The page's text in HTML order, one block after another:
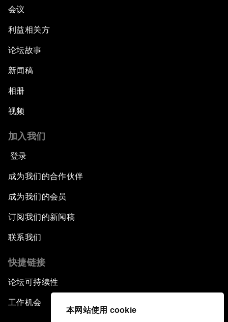
本网站使用 cookie
会议
利益相关方
论坛故事
新闻稿
相册
视频
加入我们
登录
成为我们的合作伙伴
成为我们的会员
订阅我们的新闻稿
联系我们
快捷链接
论坛可持续性
工作机会